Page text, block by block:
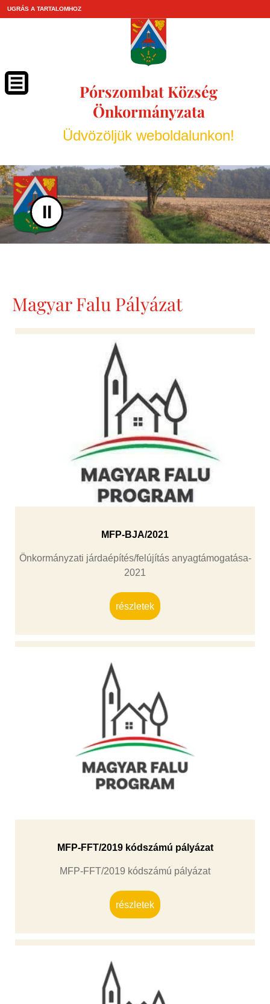
UGRÁS A TARTALOMHOZ
Pórszombat Község
Önkormányzata
Üdvözöljük weboldalunkon!
II
Magyar Falu Pályázat
MFP-BJA/2021
Önkormányzati járdaépítés/felújítás anyagtámogatása-
2021
részletek
MFP-FFT/2019 kódszámú pályázat
MFP-FFT/2019 kódszámú pályázat
részletek